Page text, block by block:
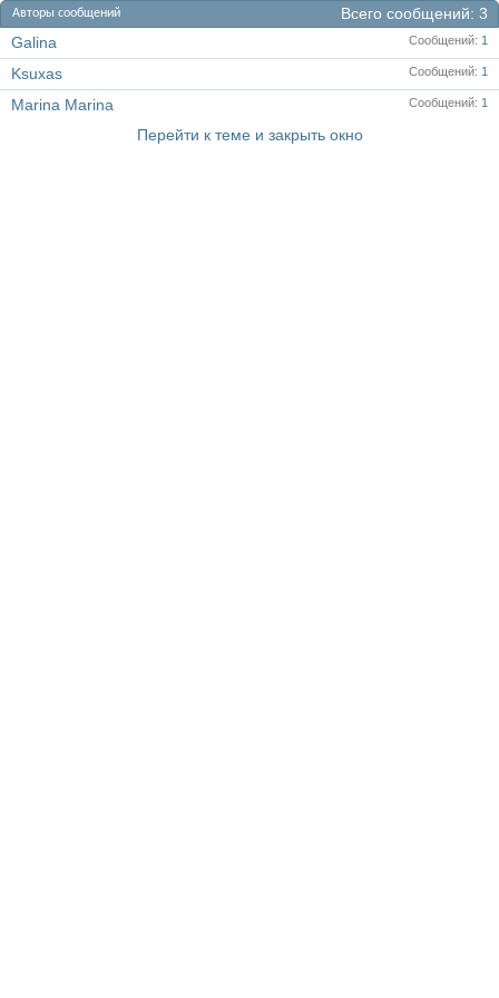
Всего сообщений 3
Авторы сообщений
Сообщений 1
Galina
Сообщений 1
Ksuxas
Сообщений 1
Marina Marina
Перейти к теме и закрыть окно